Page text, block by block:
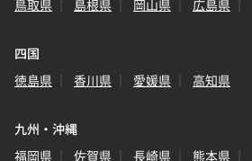
鳥取県
島根県 岡山県 広島県
四国
徳島県
香川県 愛媛県 高知県
九州・沖縄
福岡県
佐賀県 長崎県 熊本県